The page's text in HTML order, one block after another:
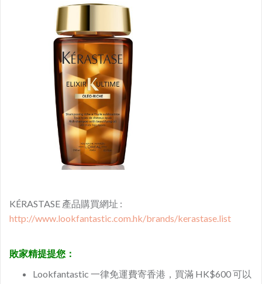
KÉRASTASE 產品購買網址 :
http://www.lookfantastic.com.hk/brands/kerastase.list
敗家精提提您：
Lookfantastic 一律免運費寄香港，買滿 HK$600 可以